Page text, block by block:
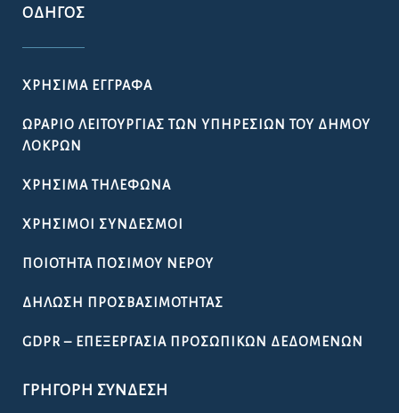
ΟΔΗΓΌΣ
ΧΡΉΣΙΜΑ ΈΓΓΡΑΦΑ
ΩΡΆΡΙΟ ΛΕΙΤΟΥΡΓΊΑΣ ΤΩΝ ΥΠΗΡΕΣΙΏΝ ΤΟΥ ΔΉΜΟΥ
ΛΟΚΡΏΝ
ΧΡΉΣΙΜΑ ΤΗΛΈΦΩΝΑ
ΧΡΉΣΙΜΟΙ ΣΎΝΔΕΣΜΟΙ
ΠΟΙΌΤΗΤΑ ΠΌΣΙΜΟΥ ΝΕΡΟΎ
ΔΉΛΩΣΗ ΠΡΟΣΒΑΣΙΜΌΤΗΤΑΣ
GDPR – ΕΠΕΞΕΡΓΑΣΙΑ ΠΡΟΣΩΠΙΚΩΝ ΔΕΔΟΜΕΝΩΝ
ΓΡΉΓΟΡΗ ΣΎΝΔΕΣΗ